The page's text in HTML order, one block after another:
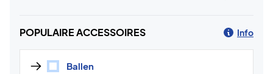
POPULAIRE ACCESSOIRES Info
Ballen